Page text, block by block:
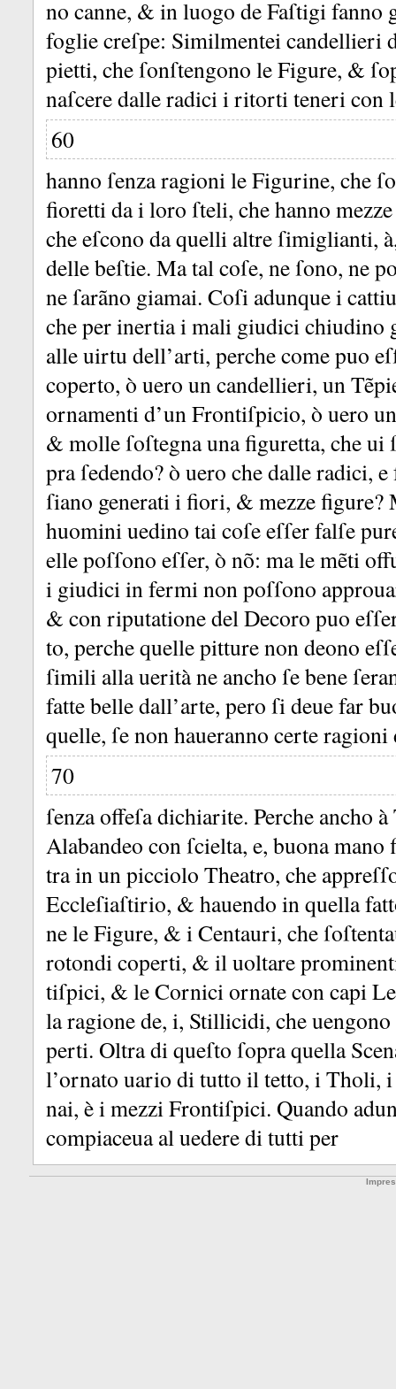
no canne, & in luogo de Faſtigi
foglie creſpe: Similmentei candellieri
pietti, che ſonſtengono le Figure, &
naſcere dalle radici i ritorti teneri con
60
hanno ſenza ragioni le Figurine, che
fioretti da i loro ſteli, che hanno
che eſcono da quelli altre ſimiglianti,
delle beſtie. Ma tal coſe, ne ſono, ne
ne ſarãno giamai. Coſi adunque i
che per inertia i mali giudici chiudino
alle uirtu dell’arti, perche come puo
coperto, ò uero un candellieri, un
ornamenti d’un Frontiſpicio, ò uero
& molle ſoſtegna una figuretta, che ui
pra ſedendo?ò uero che dalle radici,
ſiano generati i fiori, & mezze figure?
huomini uedino tai coſe eſſer falſe
elle poſſono eſſer, ò nõ: ma le mẽti
i giudici in fermi non poſſono
& con riputatione del Decoro puo
to, perche quelle pitture non deono
ſimili alla uerità ne ancho ſe bene
fatte belle dall’arte, pero ſi deue far
quelle, ſe non haueranno certe
70
ſenza offeſa dichiarite. Perche ancho
Alabandeo con ſcielta, e, buona mano
tra in un picciolo Theatro, che
Eccleſiaſtirio, & hauendo in quella
ne le Figure, & i Centauri, che
rotondi coperti, & il uoltare
tiſpici, & le Cornici ornate con capi
la ragione de, i, Stillicidi, che
perti. Oltra di queſto ſopra quella
l’ornato uario di tutto il tetto, i Tholi,
nai, è i mezzi Frontiſpici. Quando
compiaceua al uedere di tutti per